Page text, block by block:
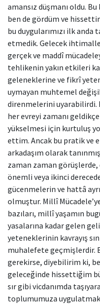
amansız düşmanı oldu.
ben de gördüm ve
bu duygularımızı ilk
etmedik. Gelecek
gerçek ve maddî
tehlikenin yakın etkileri
geleneklerine ve fikrî
uymayan muhtemel
direnmelerini uyarabilirdi.
her evreyi zamanı
yükselmesi için kurtuluş
ettim. Ancak bu pratik ve
arkadaşım olarak
zaman zaman görüşlerde,
önemli veya ikinci
gücenmelerin ve hattâ
olmuştur. Millî
bazıları, millî yaşamın
yasalarına kadar gelen
yeteneklerinin kavrayış
muhalefete geçmişlerdir.
gerekirse, diyebilirim ki,
geleceğinde hissettiğim
sır gibi vicdanımda
toplumumuza